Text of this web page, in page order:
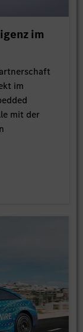
im
im
mit der